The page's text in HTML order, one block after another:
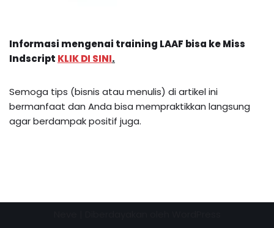
Informasi mengenai training LAAF bisa ke Miss
Indscript KLIK DI SINI.
Semoga tips (bisnis atau menulis) di artikel ini
bermanfaat dan Anda bisa mempraktikkan langsung
agar berdampak positif juga.